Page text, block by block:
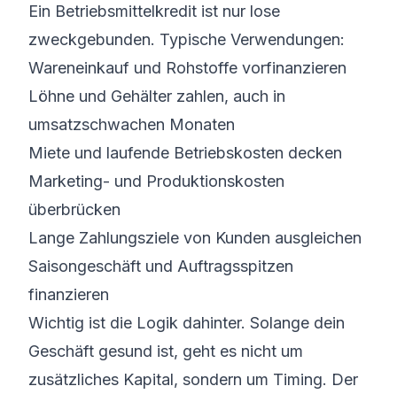
Ein Betriebsmittelkredit ist nur lose
zweckgebunden. Typische Verwendungen:
Wareneinkauf und Rohstoffe vorfinanzieren
Löhne und Gehälter zahlen, auch in
umsatzschwachen Monaten
Miete und laufende Betriebskosten decken
Marketing- und Produktionskosten
überbrücken
Lange Zahlungsziele von Kunden ausgleichen
Saisongeschäft und Auftragsspitzen
finanzieren
Wichtig ist die Logik dahinter. Solange dein
Geschäft gesund ist, geht es nicht um
zusätzliches Kapital, sondern um Timing. Der